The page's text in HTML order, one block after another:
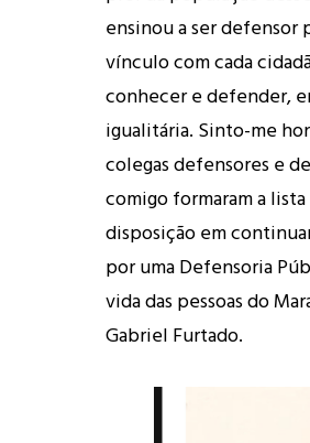
ensinou a ser defensor
vínculo com cada
conhecer e defender,
igualitária. Sinto-me
colegas defensores e
comigo formaram a
disposição em
por uma Defensoria
vida das pessoas do
Gabriel Furtado.